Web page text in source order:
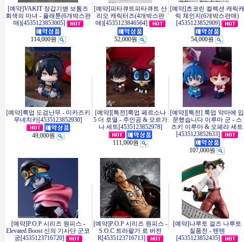
[예약]VAKIT 장갑기병 보톰즈
회색의 마녀 - 플래툰(6개박스판
매)[4535123853005]
114,000원
[예약]피타큐트피타큐트 산
리오 캐릭터즈(4개박스판
매)[4535123846564]
52,000원
[예약]쵸코린 컬렉션 캐릭캐
릭 체인지(6개박스판매)
[4535123852909]
54,000원
[예약]룩업 도검난무 - 미카즈키
무네치카[4535123852930]
49,000원
[예약][특전]룩업 페르소나
5 더 로열 - 주인공 & 모르가
나 세트[4535123852978]
111,000원
[예약][특전] 룩업 악마에 입
문했습니다 이루마 군 - 스
즈키 이루마 & 오페라 세트
[4535123852633]
107,000원
[예약]P.O.P 시리즈 원피스 -
Elevated Boost 신의 기사단 군코
궁[4535123716720]
[예약]P.O.P 시리즈 원피스 -
S.O.C 트라팔가 로 버전
R[4535123716713]
[예약]나루토 걸즈 나루토
질풍전 - 텐텐
[4535123852435]